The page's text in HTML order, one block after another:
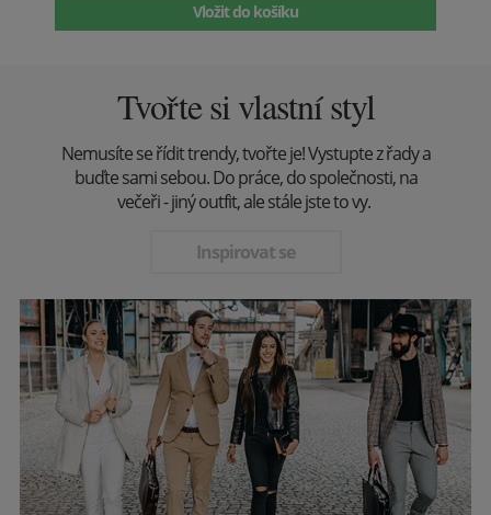
Vložit do košíku
Tvořte si vlastní styl
Nemusíte se řídit trendy, tvořte je! Vystupte z řady a
buďte sami sebou. Do práce, do společnosti, na
večeři - jiný outfit, ale stále jste to vy.
Inspirovat se